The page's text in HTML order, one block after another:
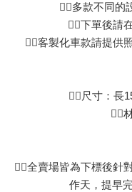
👉🏻多款不同
👉🏻下單後
👉🏻客製化車款請提
👉🏻尺寸：
👉🏻全賣場皆為下標後
作天，提早